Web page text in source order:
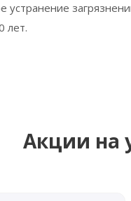
устранение
лет.
Акции на